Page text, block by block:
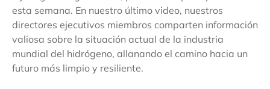
esta semana. En nuestro último video, nuestros
directores ejecutivos miembros comparten información
valiosa sobre la situación actual de la industria
mundial del hidrógeno, allanando el camino hacia un
futuro más limpio y resiliente.